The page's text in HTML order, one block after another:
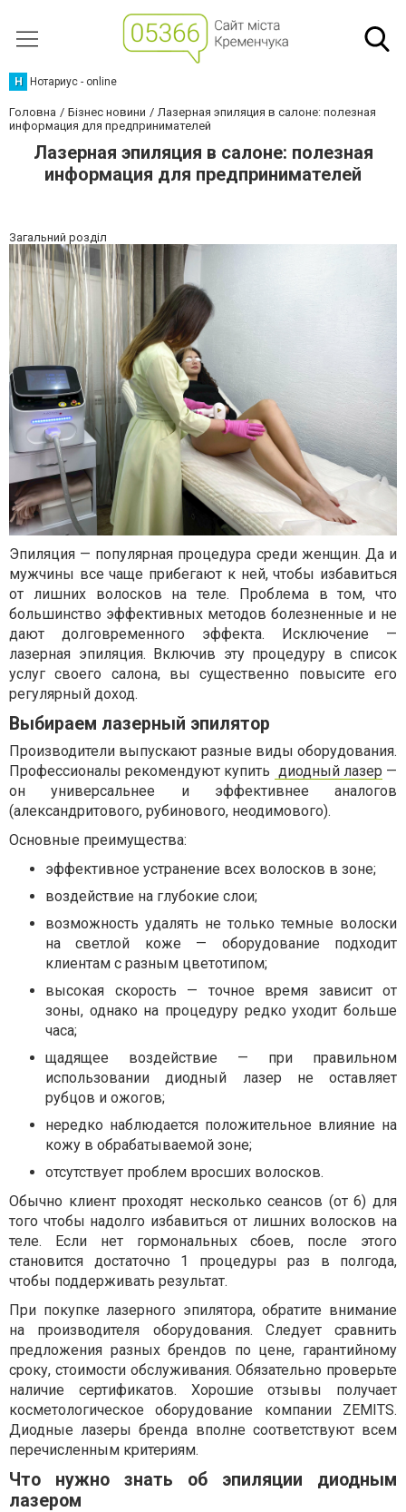
Н Нотариус - online
Головна Бізнес новини
Лазерная эпиляция в салоне: полезная
информация для предпринимателей
Лазерная эпиляция в салоне: полезная
информация для предпринимателей
Загальний розділ
Эпиляция — популярная процедура среди женщин. Да и
мужчины все чаще прибегают к ней, чтобы избавиться
от лишних волосков на теле. Проблема в том, что
большинство эффективных методов болезненные и не
дают долговременного эффекта. Исключение —
лазерная эпиляция. Включив эту процедуру в список
услуг своего салона, вы существенно повысите его
регулярный доход.
Выбираем лазерный эпилятор
Производители выпускают разные виды оборудования.
Профессионалы рекомендуют купить диодный лазер —
он универсальнее и эффективнее аналогов
(александритового, рубинового, неодимового).
Основные преимущества:
эффективное устранение всех волосков в зоне;
воздействие на глубокие слои;
возможность удалять не только темные волоски
на светлой коже — оборудование подходит
клиентам с разным цветотипом;
высокая скорость — точное время зависит от
зоны, однако на процедуру редко уходит больше
часа;
щадящее воздействие — при правильном
использовании диодный лазер не оставляет
рубцов и ожогов;
нередко наблюдается положительное влияние на
кожу в обрабатываемой зоне;
отсутствует проблем вросших волосков.
Обычно клиент проходят несколько сеансов (от 6) для
того чтобы надолго избавиться от лишних волосков на
теле. Если нет гормональных сбоев, после этого
становится достаточно 1 процедуры раз в полгода,
чтобы поддерживать результат.
При покупке лазерного эпилятора, обратите внимание
на производителя оборудования. Следует сравнить
предложения разных брендов по цене, гарантийному
сроку, стоимости обслуживания. Обязательно проверьте
наличие сертификатов. Хорошие отзывы получает
косметологическое оборудование компании ZEMITS.
Диодные лазеры бренда вполне соответствуют всем
перечисленным критериям.
Что нужно знать об эпиляции диодным
лазером